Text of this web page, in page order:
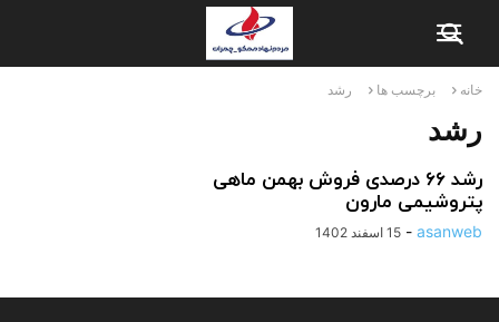
خانه برچسب ها رشد
رشد
رشد ۶۶ درصدی فروش بهمن ماهی
پتروشیمی مارون
asanweb
- 15 اسفند 1402